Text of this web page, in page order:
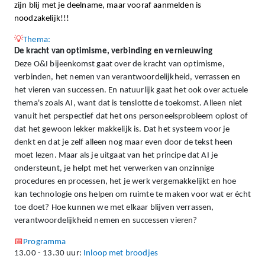
zijn blij met je deelname, maarvooraf aanmelden is
noodzakelijk!!!
💡Thema:
De kracht van optimisme, verbinding en vernieuwing
Deze O&I bijeenkomst gaat over de kracht van optimisme,
verbinden, het nemen van verantwoordelijkheid, verrassen en
het vieren van successen. En natuurlijk gaat het ook over actuele
thema's zoals AI, want dat is tenslotte de toekomst. Alleen niet
vanuit het perspectief dat het ons personeelsprobleem oplost of
dat het gewoon lekker makkelijk is. Dat het systeem voor je
denkt en dat je zelf alleen nog maar even door de tekst heen
moet lezen. Maar als je uitgaat van het principe dat AI je
ondersteunt, je helpt met het verwerken van onzinnige
procedures en processen, het je werk vergemakkelijkt en hoe
kan technologie ons helpen om ruimte te maken voor wat er écht
toe doet? Hoe kunnen we met elkaar blijven verrassen,
verantwoordelijkheid nemen en successen vieren?
📅Programma
13.00 - 13.30 uur: Inloop met broodjes